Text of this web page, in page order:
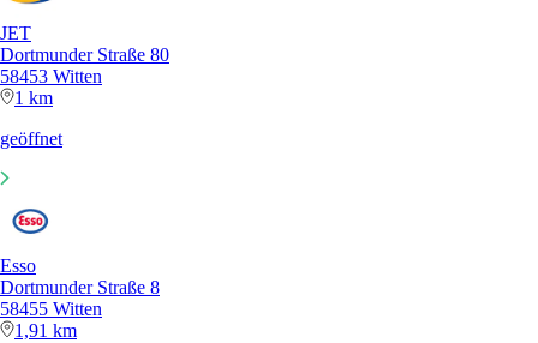
JET
Dortmunder Straße 80
58453 Witten
1 km
geöffnet
Esso
Dortmunder Straße 8
58455 Witten
1,91 km